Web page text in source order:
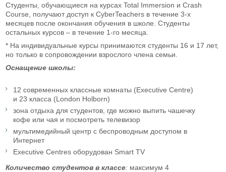
Студенты, обучающиеся на курсах Total Immersion и Crash
Course, получают доступ к CyberTeachers в течение 3-х
месяцев после окончания обучения в школе. Студенты
остальных курсов – в течение 1-го месяца.
* На индивидуальные курсы принимаются студенты 16 и 17 лет,
но только в сопровождении взрослого члена семьи.
Оснащение школы:
12 современных классные комнаты (Executive Centre)
и 23 класса (London Holborn)
зона отдыха для студентов, где можно выпить чашечку
кофе или чая и посмотреть телевизор
мультимедийный центр с беспроводным доступом в
Интернет
Executive Centres оборудован Smart TV
Количество студентов в классе: максимум 4